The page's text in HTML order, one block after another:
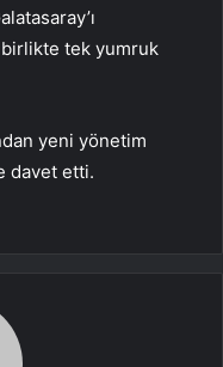
tek yumruk
yeni yönetim
davet etti.